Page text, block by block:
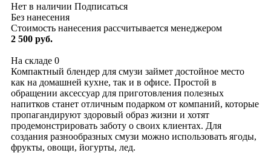
Нет в наличии Подписаться
Без нанесения
Стоимость нанесения рассчитывается менеджером
2 500 руб.
На складе 0
Компактный блендер для смузи займет достойное место
как на домашней кухне, так и в офисе. Простой в
обращении аксессуар для приготовления полезных
напитков станет отличным подарком от компаний, которые
пропагандируют здоровый образ жизни и хотят
продемонстрировать заботу о своих клиентах. Для
создания разнообразных смузи можно использовать ягоды,
фрукты, овощи, йогурты, лед.